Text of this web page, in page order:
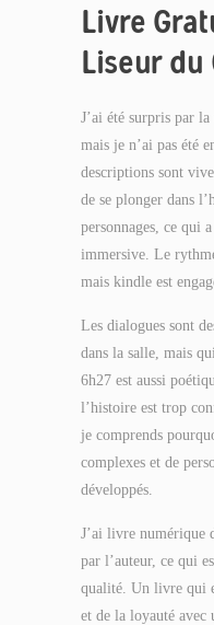
Livre
Liseur du
J’ai été surpris par
mais je n’ai pas été
descriptions sont
de se plonger dans
personnages, ce qui
immersive. Le
mais kindle est
Les dialogues sont
dans la salle, mais
6h27 est aussi
l’histoire est trop
je comprends
complexes et de
développés.
J’ai livre numérique
par l’auteur, ce qui
qualité. Un livre qui
et de la loyauté avec